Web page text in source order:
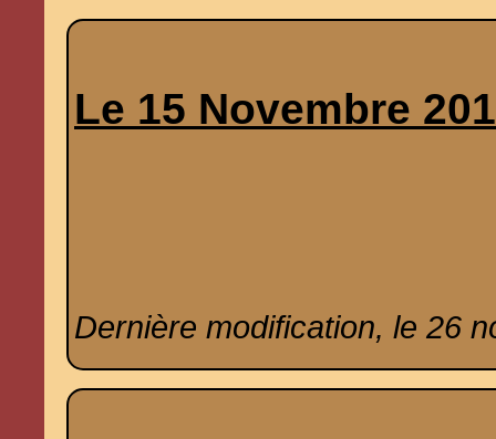
Le 15 Novembre
Dernière modification, le 26